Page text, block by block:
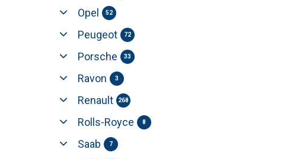
Opel 52
Peugeot 72
Porsche 33
Ravon 3
Renault 268
Rolls-Royce 8
Saab 7